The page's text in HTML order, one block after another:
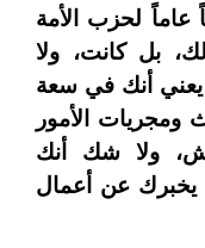
عاماً لحزب الأمة
وبعد ذلك، بل كانت، ولا
يعني أنك في سعة
ومجريات الأمور
ولا شك أنك
يخبرك عن أعمال